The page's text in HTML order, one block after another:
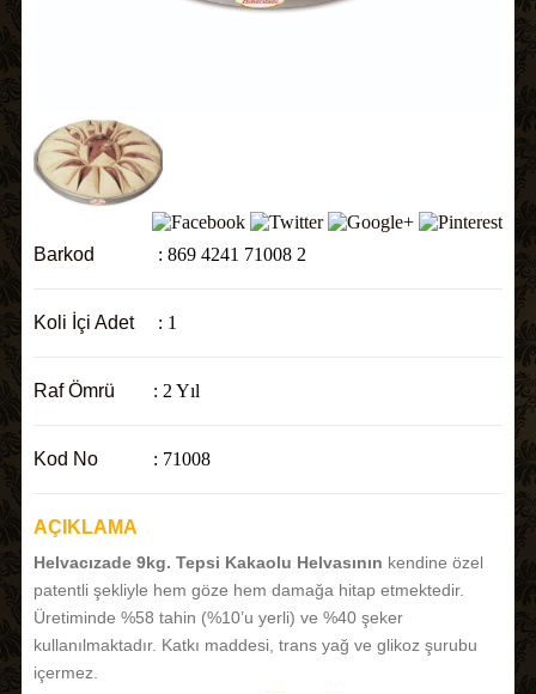
Barkod : 869 4241 71008 2
Koli İçi Adet : 1
Raf Ömrü : 2 Yıl
Kod No : 71008
AÇIKLAMA
Helvacızade 9kg. Tepsi Kakaolu Helvasının kendine özel
patentli şekliyle hem göze hem damağa hitap etmektedir.
Üretiminde %58 tahin (%10’u yerli) ve %40 şeker
kullanılmaktadır. Katkı maddesi, trans yağ ve glikoz şurubu
içermez.